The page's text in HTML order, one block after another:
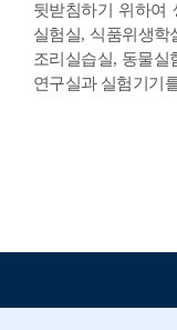
뒷받침하기 위하여
실험실, 식품위생학
조리실습실, 동물실
연구실과 실험기기